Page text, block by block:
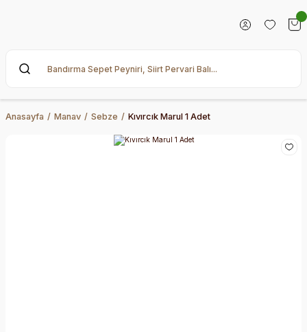
Anasayfa Manav Sebze Kıvırcık Marul 1 Adet